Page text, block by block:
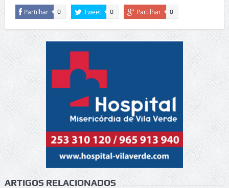
Partilhar 0 Tweet 0 Partilhar 0
ARTIGOS RELACIONADOS